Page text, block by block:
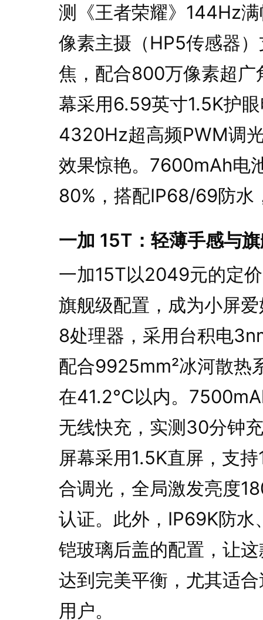
测《王者荣耀》144Hz
像素主摄（HP5传感器
焦，配合800万像素超广
幕采用6.59英寸1.5K护
4320Hz超高频PWM调
效果惊艳。7600mAh电
80%，搭配IP68/69防水
一加 15T：轻薄手感与
一加15T以2049元的定
旗舰级配置，成为小屏
8处理器，采用台积电
配合9925mm²冰河散热
在41.2°C以内。
无线快充，实测30分钟
屏幕采用1.5K直屏，支
合调光，全局激发亮度
认证。此外，IP69K防
铠玻璃后盖的配置，让
达到完美平衡，尤其适
用户。